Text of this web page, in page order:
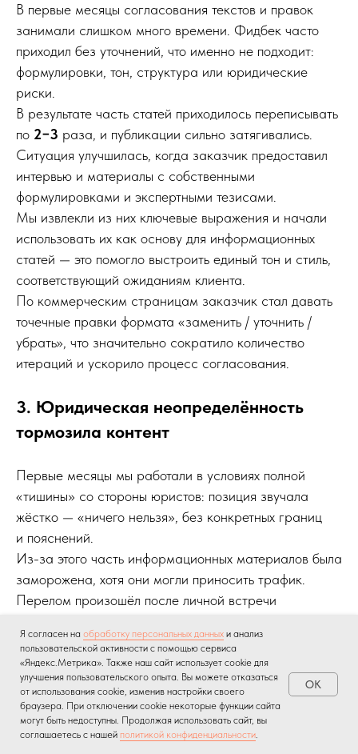
В первые месяцы согласования текстов и правок
занимали слишком много времени. Фидбек часто
приходил без уточнений, что именно не подходит:
формулировки, тон, структура или юридические
риски.
В результате часть статей приходилось переписывать
по 2−3 раза, и публикации сильно затягивались.
Ситуация улучшилась, когда заказчик предоставил
интервью и материалы с собственными
формулировками и экспертными тезисами.
Мы извлекли из них ключевые выражения и начали
использовать их как основу для информационных
статей — это помогло выстроить единый тон и стиль,
соответствующий ожиданиям клиента.
По коммерческим страницам заказчик стал давать
точечные правки формата «заменить / уточнить /
убрать», что значительно сократило количество
итераций и ускорило процесс согласования.
3. Юридическая неопределённость
тормозила контент
Первые месяцы мы работали в условиях полной
«тишины» со стороны юристов: позиция звучала
жёстко — «ничего нельзя», без конкретных границ
и пояснений.
Из-за этого часть информационных материалов была
заморожена, хотя они могли приносить трафик.
Перелом произошёл после личной встречи
юриста компании. Когда мы описали ситуацию, один
из юристов удивился и уточнил, что использование
фамилии допустимо в нейтральном образовательном
формате — например, в статьях о вкладе доктора
и его исследованиях, при условии корректных
формулировок и дисклеймеров.
Я согласен на обработку персональных данных и анализ
пользовательской активности с помощью сервиса
«Яндекс.Метрика». Также наш сайт использует cookie для
улучшения пользовательского опыта. Вы можете отказаться
от использования cookie, изменив настройки своего
браузера. При отключении cookie некоторые функции сайта
могут быть недоступны. Продолжая использовать сайт, вы
соглашаетесь с нашей политикой конфиденциальности.
OK